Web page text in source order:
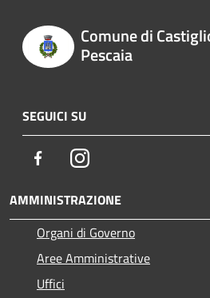
Comune di
Pescaia
SEGUICI SU
FacebookInstagram
AMMINISTRAZIONE
Organi di Governo
Aree Amministrative
Uffici